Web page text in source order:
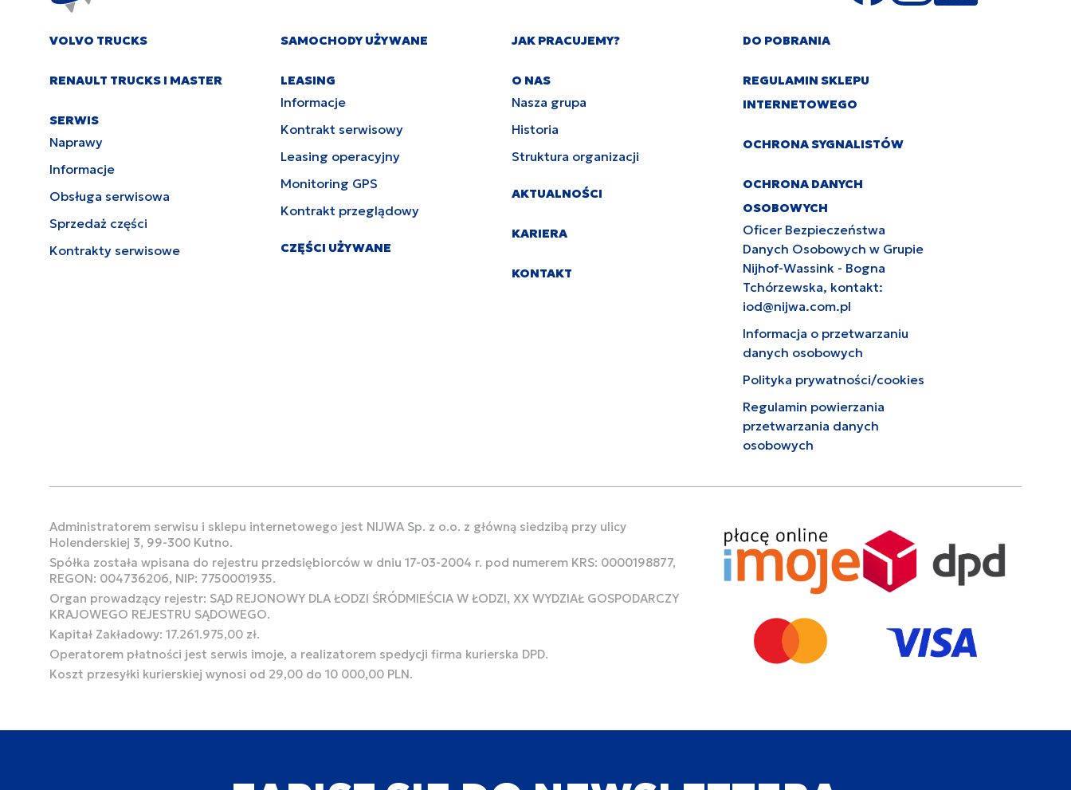
VOLVO TRUCKS
RENAULT TRUCKS I MASTER
SERWIS
Naprawy
Informacje
Obsługa serwisowa
Sprzedaż części
Kontrakty serwisowe
SAMOCHODY UŻYWANE
LEASING
Informacje
Kontrakt serwisowy
Leasing operacyjny
Monitoring GPS
Kontrakt przeglądowy
CZĘŚCI UŻYWANE
JAK PRACUJEMY?
O NAS
Nasza grupa
Historia
Struktura organizacji
AKTUALNOŚCI
KARIERA
KONTAKT
DO POBRANIA
REGULAMIN SKLEPU
INTERNETOWEGO
OCHRONA SYGNALISTÓW
OCHRONA DANYCH
OSOBOWYCH
Oficer Bezpieczeństwa
Danych Osobowych w Grupie
Nijhof-Wassink - Bogna
Tchórzewska, kontakt:
iod@nijwa.com.pl
Informacja o przetwarzaniu
danych osobowych
Polityka prywatności/cookies
Regulamin powierzania
przetwarzania danych
osobowych
Administratorem serwisu i sklepu internetowego jest NIJWA Sp. z o.o. z główną siedzibą przy ulicy
Holenderskiej 3, 99-300 Kutno.
Spółka została wpisana do rejestru przedsiębiorców w dniu 17-03-2004 r. pod numerem KRS: 0000198877,
REGON: 004736206, NIP: 7750001935.
Organ prowadzący rejestr: SĄD REJONOWY DLA ŁODZI ŚRÓDMIEŚCIA W ŁODZI, XX WYDZIAŁ GOSPODARCZY
KRAJOWEGO REJESTRU SĄDOWEGO.
Kapitał Zakładowy: 17.261.975,00 zł.
Operatorem płatności jest serwis imoje, a realizatorem spedycji firma kurierska DPD.
Koszt przesyłki kurierskiej wynosi od 29,00 do 10 000,00 PLN.